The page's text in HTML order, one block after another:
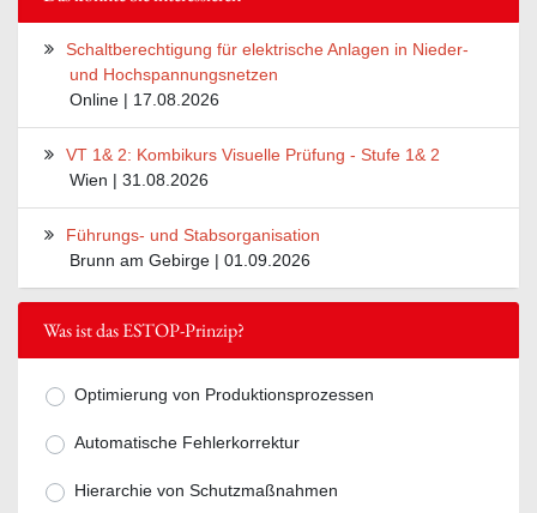
Schaltberechtigung für elektrische Anlagen in Nieder-
und Hochspannungsnetzen
Online | 17.08.2026
VT 1& 2: Kombikurs Visuelle Prüfung - Stufe 1& 2
Wien | 31.08.2026
Führungs- und Stabsorganisation
Brunn am Gebirge | 01.09.2026
Was ist das ESTOP-Prinzip?
Mögliche Antworten zur Frage Was
Optimierung von Produktionsprozessen
Automatische Fehlerkorrektur
Hierarchie von Schutzmaßnahmen